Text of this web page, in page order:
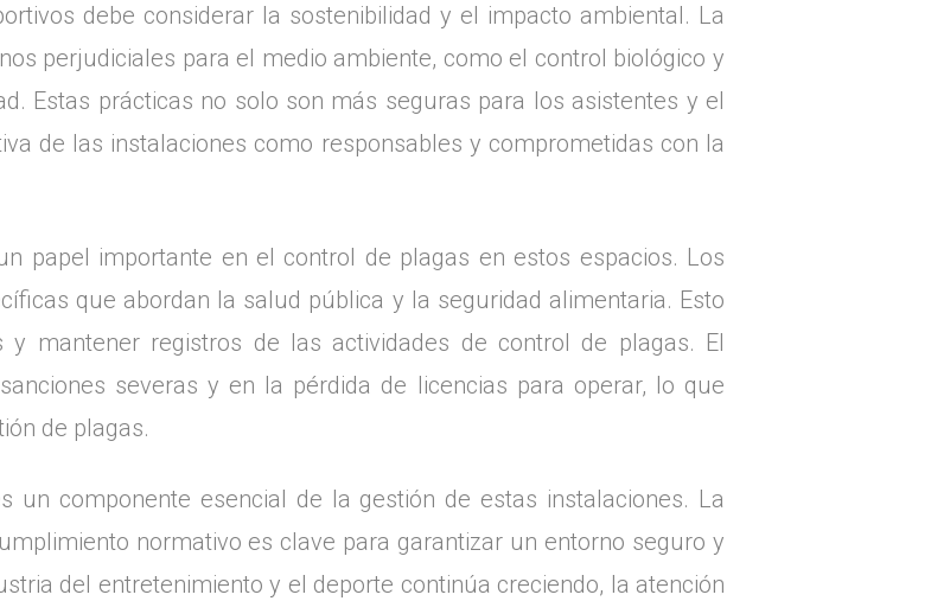
debe considerar la sostenibilidad y el impacto ambiental. La
perjudiciales para el medio ambiente, como el control biológico y
Estas prácticas no solo son más seguras para los asistentes y el
de las instalaciones como responsables y comprometidas con la
papel importante en el control de plagas en estos espacios. Los
que abordan la salud pública y la seguridad alimentaria. Esto
mantener registros de las actividades de control de plagas. El
severas y en la pérdida de licencias para operar, lo que
de plagas.
un componente esencial de la gestión de estas instalaciones. La
normativo es clave para garantizar un entorno seguro y
del entretenimiento y el deporte continúa creciendo, la atención